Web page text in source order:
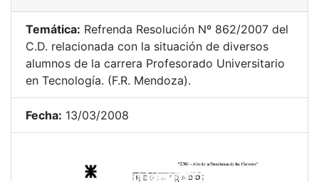
Temática: Refrenda Resolución Nº 862/2007 del
C.D. relacionada con la situación de diversos
alumnos de la carrera Profesorado Universitario
en Tecnología. (F.R. Mendoza).
Fecha: 13/03/2008